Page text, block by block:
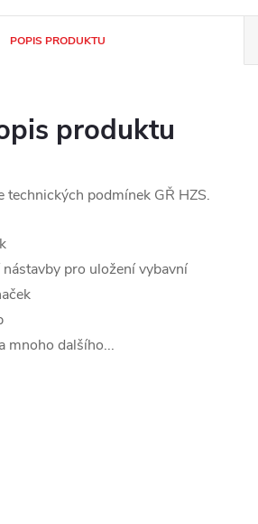
POPIS PRODUKTU
produktu
technických podmínek GŘ HZS.
pro uložení vybavní
mnoho dalšího...